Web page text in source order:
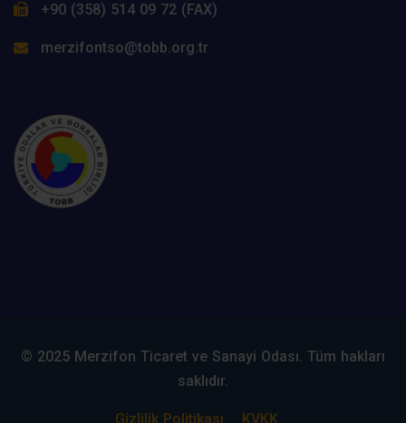
+90 (358) 514 09 72 (FAX)
merzifontso@tobb.org.tr
© 2025 Merzifon Ticaret ve Sanayi Odası. Tüm hakları
saklıdır.
Gizlilik Politikası KVKK